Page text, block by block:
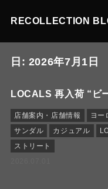
RECOLLECTION
日: 2026年7月1日
LOCALS 再入荷 “ビ
店舗案内・店舗情報 ヨー
サンダル
カジュアル
ストリート